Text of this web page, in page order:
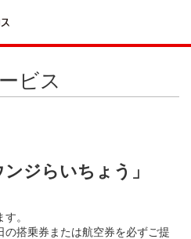
ビス
ジらいちょう」
。
の搭乗券または航空券を必ずご提